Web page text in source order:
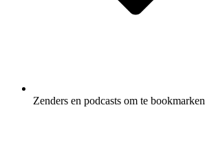
Zenders en podcasts om te bookmarken